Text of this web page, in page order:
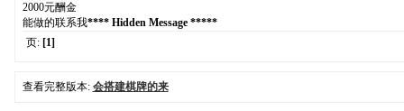
2000元酬金
能做的联系我**** Hidden Message *****
页: [1]
查看完整版本: 会搭建棋牌的来